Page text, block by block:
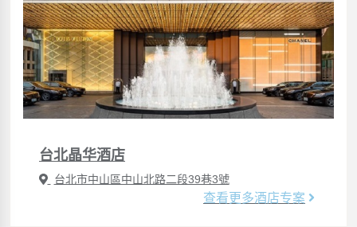
台北晶华酒店
台北市中山區中山北路二段39巷3號
查看更多酒店专案